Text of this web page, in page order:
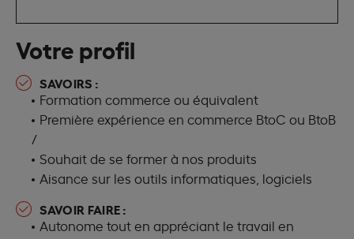
Votre profil
SAVOIRS :
Formation commerce ou équivalent
Première expérience en commerce BtoC ou BtoB
/
Souhait de se former à nos produits
Aisance sur les outils informatiques, logiciels
SAVOIR FAIRE :
Autonome tout en appréciant le travail en